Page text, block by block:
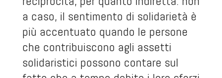
a caso, il sentimento di solidarietà è
più accentuato quando le persone
che contribuiscono agli assetti
solidaristici possono contare sul